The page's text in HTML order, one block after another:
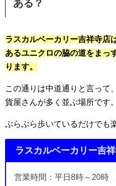
ある？
ラスカルベーカリー吉祥寺店
あるユニクロの脇の道をまっ
ります。
この通りは中道通りと言って
貨屋さんが多く並ぶ場所です。
ぶらぶら歩いているだけでも
ラスカルベーカリー吉
営業時間：平日8時～20時